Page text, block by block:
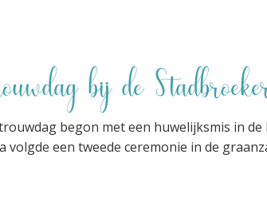
bij de
begon met een huwelijksmis in
volgde een tweede ceremonie in de